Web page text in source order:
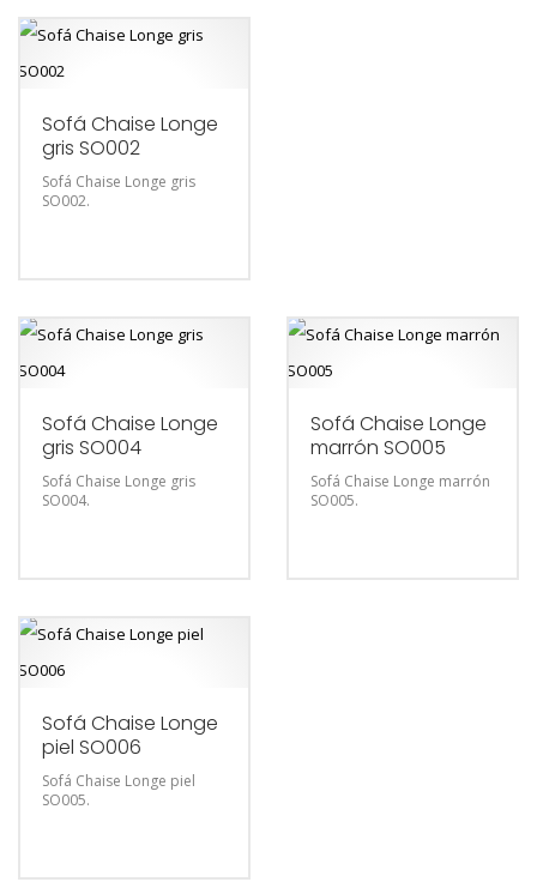
Sofá Chaise Longe
gris SO002
Sofá Chaise Longe gris
SO002.
Sofá Chaise Longe
gris SO004
Sofá Chaise Longe gris
SO004.
Sofá Chaise Longe
marrón SO005
Sofá Chaise Longe marrón
SO005.
Sofá Chaise Longe
piel SO006
Sofá Chaise Longe piel
SO005.